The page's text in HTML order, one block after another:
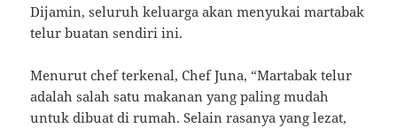
Dijamin, seluruh keluarga akan menyukai martabak
telur buatan sendiri ini.
Menurut chef terkenal, Chef Juna, “Martabak telur
adalah salah satu makanan yang paling mudah
untuk dibuat di rumah. Selain rasanya yang lezat,